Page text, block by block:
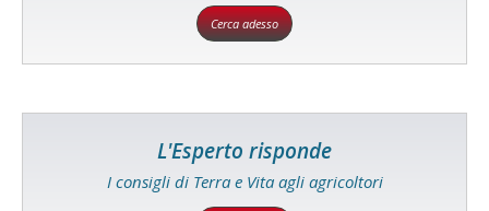
Cerca adesso
L'Esperto risponde
I consigli di Terra e Vita agli agricoltori